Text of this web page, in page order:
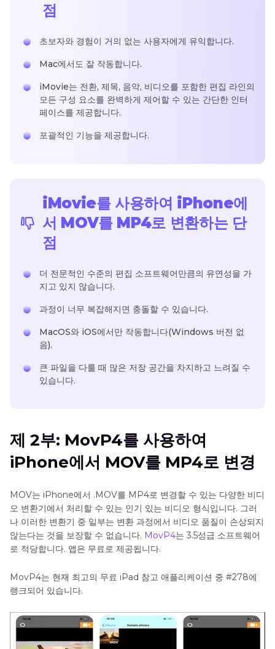
점
초보자와 경험이 거의 없는 사용자에게 유익합니다.
Mac에서도 잘 작동합니다.
iMovie는 전환, 제목, 음악, 비디오를 포함한 편집 라인의
모든 구성 요소를 완벽하게 제어할 수 있는 간단한 인터
페이스를 제공합니다.
포괄적인 기능을 제공합니다.
iMovie를 사용하여 iPhone에
서 MOV를 MP4로 변환하는 단
점
더 전문적인 수준의 편집 소프트웨어만큼의 유연성을 가
지고 있지 않습니다.
과정이 너무 복잡해지면 충돌할 수 있습니다.
MacOS와 iOS에서만 작동합니다(Windows 버전 없
음).
큰 파일을 다룰 때 많은 저장 공간을 차지하고 느려질 수
있습니다.
제 2부: MovP4를 사용하여
iPhone에서 MOV를 MP4로 변경
MOV는 iPhone에서 .MOV를 MP4로 변경할 수 있는 다양한 비디
오 변환기에서 처리할 수 있는 인기 있는 비디오 형식입니다. 그러
나 이러한 변환기 중 일부는 변환 과정에서 비디오 품질이 손상되지
않는다는 것을 보장할 수 없습니다. MovP4는 3.5성급 소프트웨어
로 적당합니다. 앱은 무료로 제공됩니다.
MovP4는 현재 최고의 무료 iPad 참고 애플리케이션 중 #278에
랭크되어 있습니다.